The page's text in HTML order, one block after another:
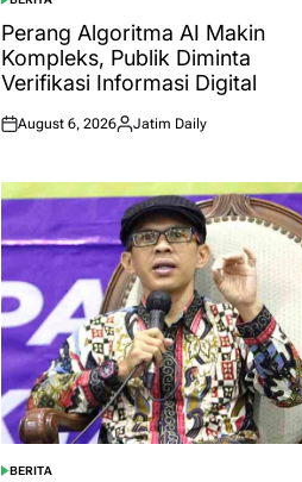
POSTED
IN
Perang Algoritma AI Makin
Kompleks, Publik Diminta
Verifikasi Informasi Digital
Posted
August 6, 2026
Posted
Jatim Daily
POSTED
BERITA